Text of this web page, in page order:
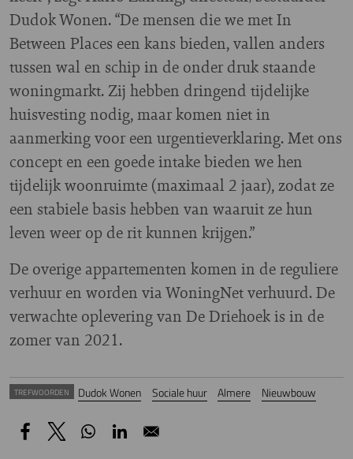
Dudok Wonen. “De mensen die we met In
Between Places een kans bieden, vallen anders
tussen wal en schip in de onder druk staande
woningmarkt. Zij hebben dringend tijdelijke
huisvesting nodig, maar komen niet in
aanmerking voor een urgentieverklaring. Met ons
concept en een goede intake bieden we hen
tijdelijk woonruimte (maximaal 2 jaar), zodat ze
een stabiele basis hebben van waaruit ze hun
leven weer op de rit kunnen krijgen.”
De overige appartementen komen in de reguliere
verhuur en worden via WoningNet verhuurd. De
verwachte oplevering van De Driehoek is in de
zomer van 2021.
TREFWOORDEN Dudok Wonen Sociale huur Almere Nieuwbouw